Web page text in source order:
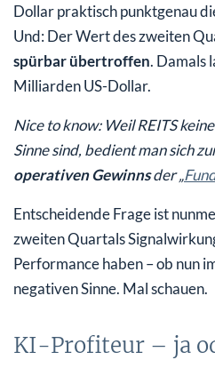
Dollar praktisch punktgenau
Und: Der Wert des zweiten
spürbar übertroffen. Damals
Milliarden US-Dollar.
Nice to know: Weil REITS
Sinne sind, bedient man sich
operativen Gewinnsder „
Entscheidende Frage ist
zweiten Quartals
Performance haben – ob nun
negativen Sinne. Mal schauen.
KI-Profiteur – ja